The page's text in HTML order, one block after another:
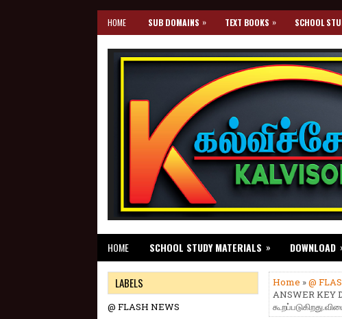
HOME SUB DOMAINS » TEXT BOOKS » SCHOOL
HOME SCHOOL STUDY MATERIALS » DOWNLOAD
Home »@
ANSWER KEY
LABELS
@ FLASH NEWS